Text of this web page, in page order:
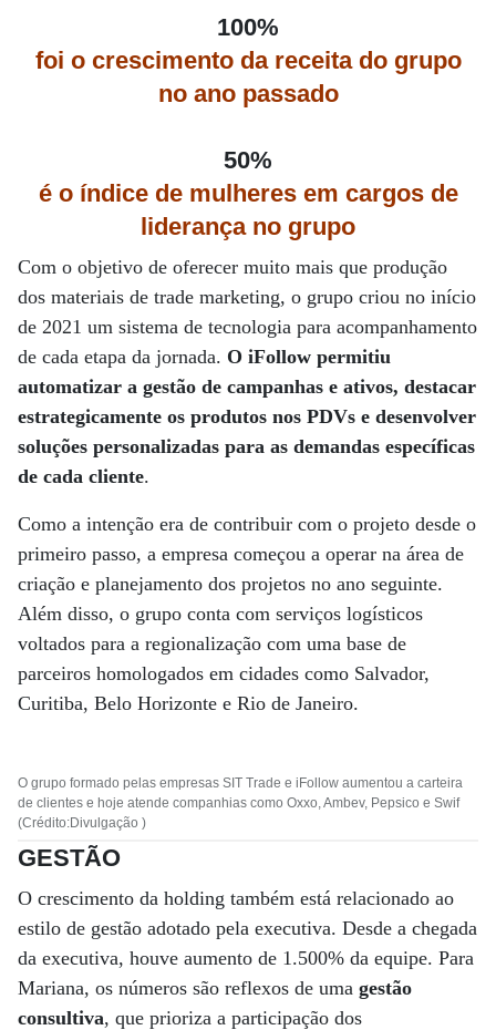
100%
foi o crescimento da receita do grupo
no ano passado
50%
é o índice de mulheres em cargos de
liderança no grupo
Com o objetivo de oferecer muito mais que produção
dos materiais de trade marketing, o grupo criou no início
de 2021 um sistema de tecnologia para acompanhamento
de cada etapa da jornada. O iFollow permitiu
automatizar a gestão de campanhas e ativos, destacar
estrategicamente os produtos nos PDVs e desenvolver
soluções personalizadas para as demandas específicas
de cada cliente.
Como a intenção era de contribuir com o projeto desde o
primeiro passo, a empresa começou a operar na área de
criação e planejamento dos projetos no ano seguinte.
Além disso, o grupo conta com serviços logísticos
voltados para a regionalização com uma base de
parceiros homologados em cidades como Salvador,
Curitiba, Belo Horizonte e Rio de Janeiro.
O grupo formado pelas empresas SIT Trade e iFollow aumentou a carteira
de clientes e hoje atende companhias como Oxxo, Ambev, Pepsico e Swif
(Crédito:Divulgação )
GESTÃO
O crescimento da holding também está relacionado ao
estilo de gestão adotado pela executiva. Desde a chegada
da executiva, houve aumento de 1.500% da equipe. Para
Mariana, os números são reflexos de uma gestão
consultiva, que prioriza a participação dos